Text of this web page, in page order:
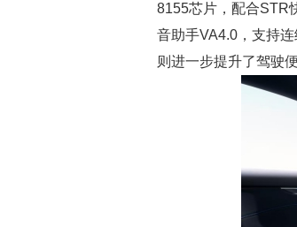
8155芯片，配合STR
音助手VA4.0，支持
则进一步提升了驾驶